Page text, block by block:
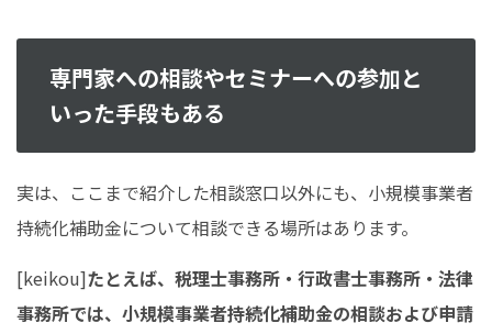
専門家への相談やセミナーへの参加と
いった手段もある
実は、ここまで紹介した相談窓口以外にも、小規模事業者
持続化補助金について相談できる場所はあります。
[keikou]たとえば、税理士事務所・行政書士事務所・法律
事務所では、小規模事業者持続化補助金の相談および申請